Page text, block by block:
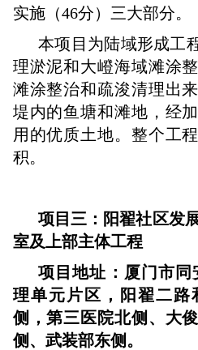
实施（46分）三大部分。
本项目为陆域形成工
理淤泥和大嶝海域滩涂
滩涂整治和疏浚清理出
堤内的鱼塘和滩地，经
用的优质土地。整个工
积。
项目三：阳翟社区发
室及上部主体工程
项目地址：厦门市同
理单元片区，阳翟二路
侧，第三医院北侧、大
侧、武装部东侧。